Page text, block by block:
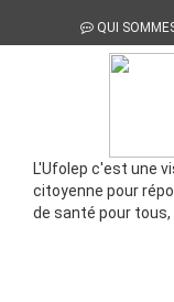
QUI
L'Ufolep c'est une
citoyenne pour
de santé pour